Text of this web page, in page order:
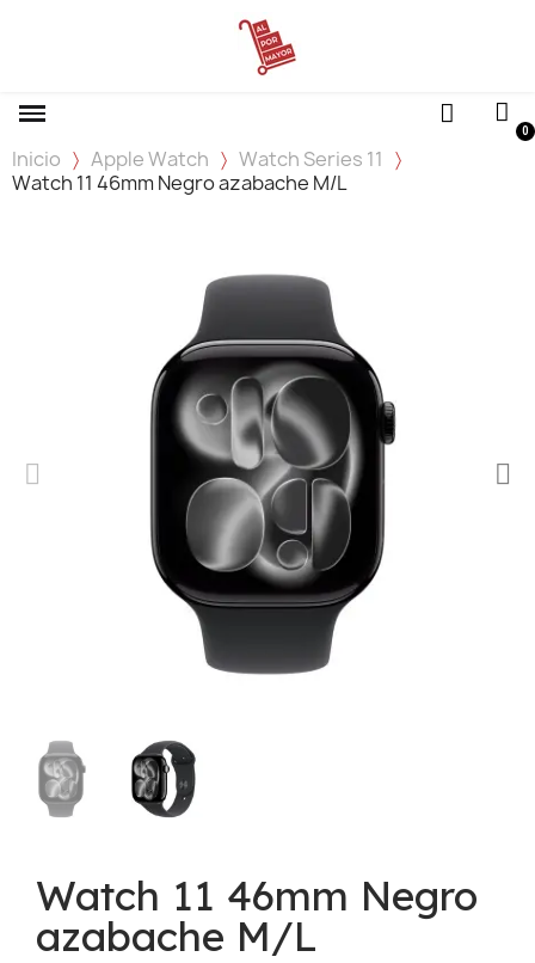
Inicio Apple Watch
Watch Series 11
Watch 11 46mm Negro azabache M/L
Watch 11 46mm Negro
azabache M/L